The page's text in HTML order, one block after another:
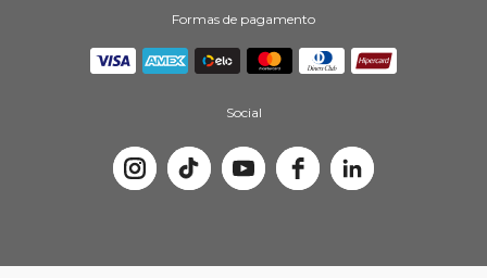
Formas de pagamento
Social